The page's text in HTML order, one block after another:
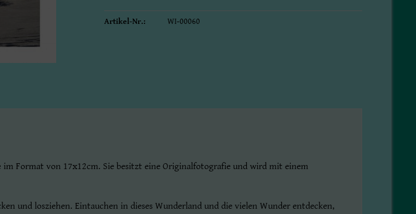
Artikel-Nr.: WI-00060
im Format von 17x12cm. Sie besitzt eine Originalfotografie und wird mit einem
und losziehen. Eintauchen in dieses Wunderland und die vielen Wunder entdecken,